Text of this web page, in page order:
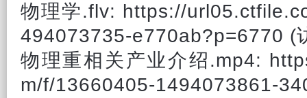
物理学.flv: https://
494073735-e770ab?p=6770 (
物理重相关产业介绍.mp4:
m/f/13660405-1494073861-